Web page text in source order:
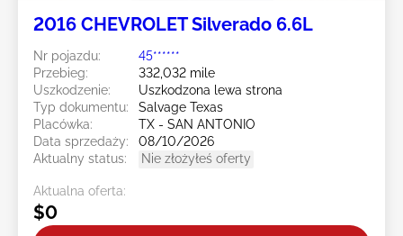
2016 CHEVROLET Silverado 6.6L
Nr pojazdu:
45******
Przebieg:
332,032 mile
Uszkodzenie:
Uszkodzona lewa strona
Typ dokumentu:
Salvage Texas
Placówka:
TX - SAN ANTONIO
Data sprzedaży:
08/10/2026
Aktualny status:
Nie złożyłeś oferty
Aktualna oferta:
$0